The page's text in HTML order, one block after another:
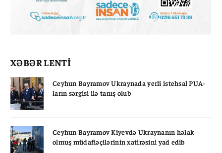
XƏBƏR LENTİ
Ceyhun Bayramov Ukraynada yerli istehsal PUA-
ların sərgisi ilə tanış olub
Ceyhun Bayramov Kiyevdə Ukraynanın həlak
olmuş müdafiəçilərinin xatirəsini yad edib